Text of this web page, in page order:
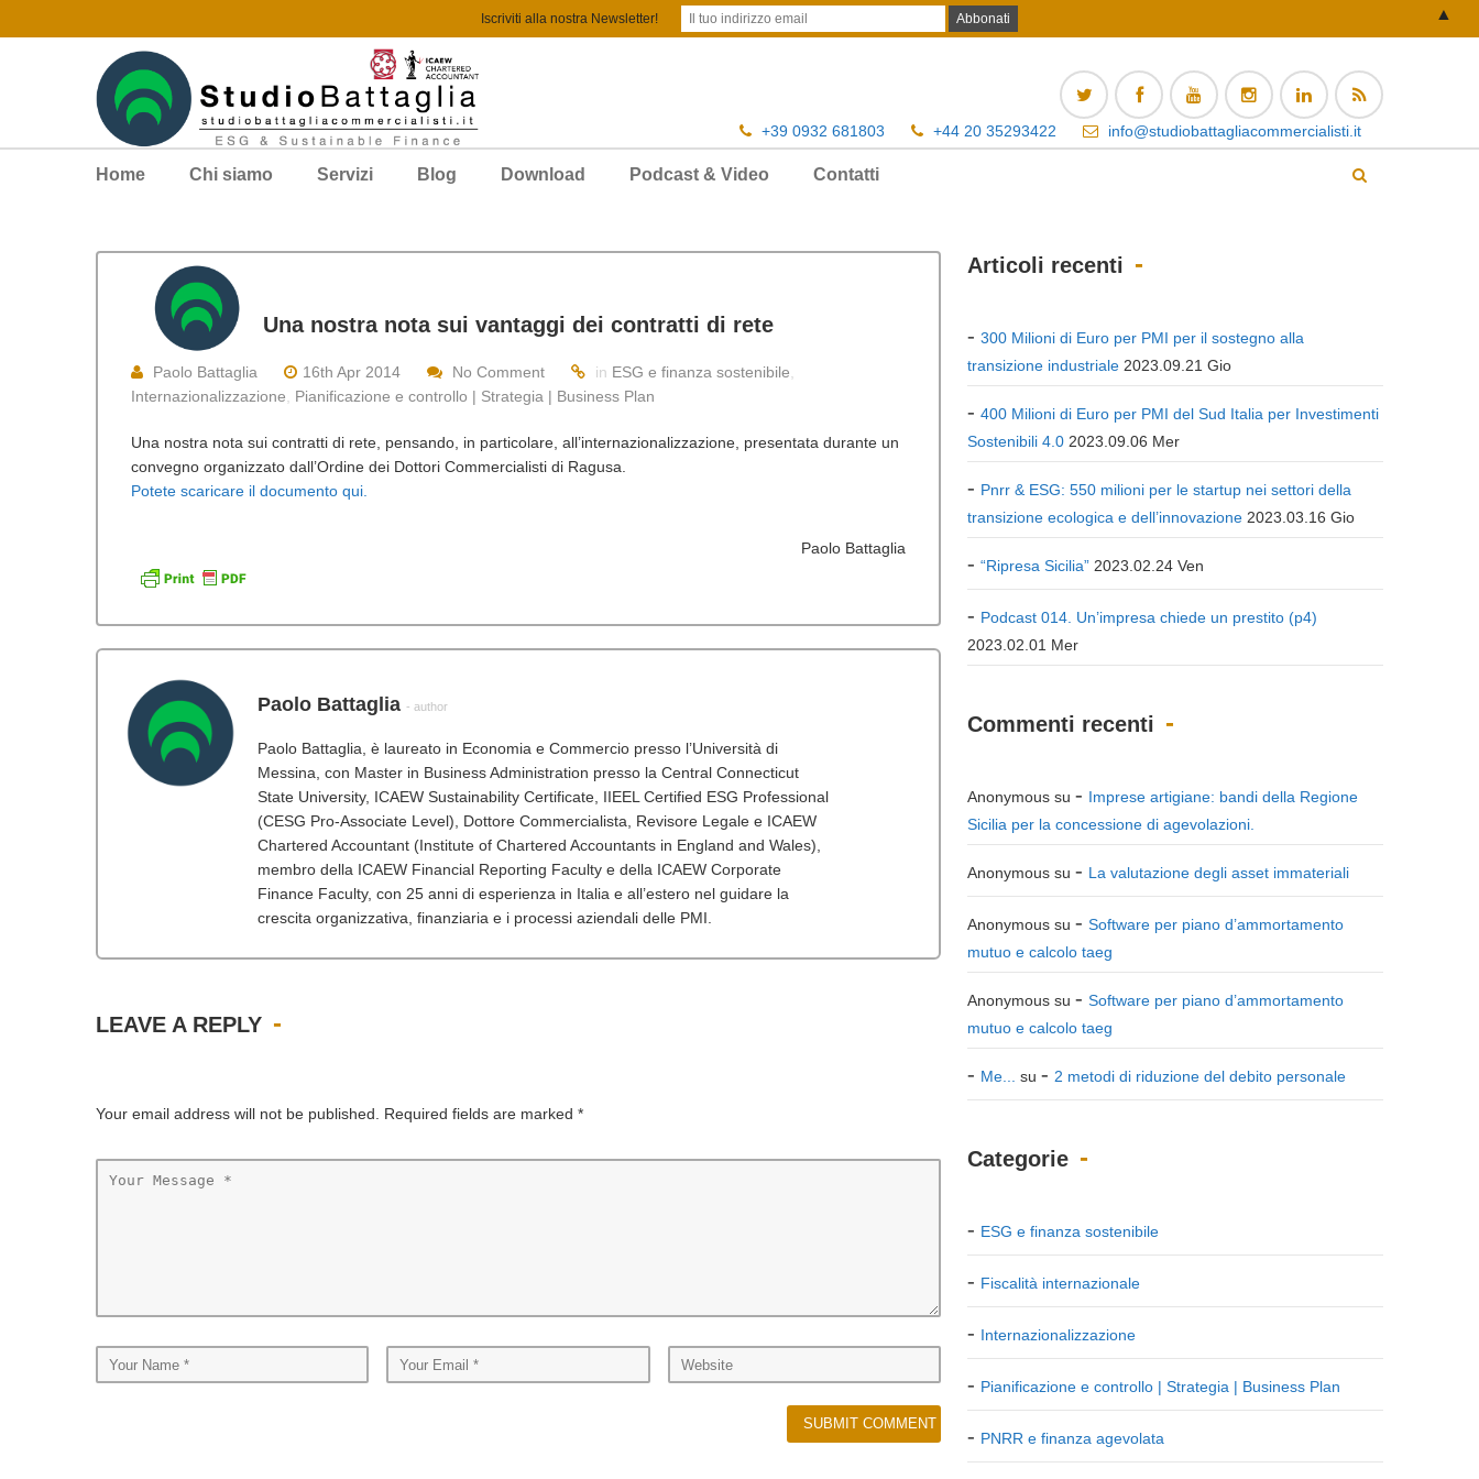
+39 0932 681803 +44 20 35293422 info@studiobattagliacommercialisti.it
Home Chi siamo Servizi Blog Download Podcast & Video Contatti
Una nostra nota sui vantaggi dei contratti di rete
Paolo Battaglia 16th Apr 2014 No Comment in ESG e finanza sostenibile,
Internazionalizzazione, Pianificazione e controllo | Strategia | Business Plan
Una nostra nota sui contratti di rete, pensando, in particolare, all’internazionalizzazione, presentata durante un
convegno organizzato dall’Ordine dei Dottori Commercialisti di Ragusa.
Potete scaricare il documento qui.
Paolo Battaglia
Paolo Battaglia - author
Paolo Battaglia, è laureato in Economia e Commercio presso l’Università di
Messina, con Master in Business Administration presso la Central Connecticut
State University, ICAEW Sustainability Certificate, IIEEL Certified ESG Professional
(CESG Pro-Associate Level), Dottore Commercialista, Revisore Legale e ICAEW
Chartered Accountant (Institute of Chartered Accountants in England and Wales),
membro della ICAEW Financial Reporting Faculty e della ICAEW Corporate
Finance Faculty, con 25 anni di esperienza in Italia e all’estero nel guidare la
crescita organizzativa, finanziaria e i processi aziendali delle PMI.
LEAVE A REPLY
Your email address will not be published. Required fields are marked *
Articoli recenti
300 Milioni di Euro per PMI per il sostegno alla
transizione industriale 2023.09.21 Gio
400 Milioni di Euro per PMI del Sud Italia per Investimenti
Sostenibili 4.0 2023.09.06 Mer
Pnrr & ESG: 550 milioni per le startup nei settori della
transizione ecologica e dell’innovazione 2023.03.16 Gio
“Ripresa Sicilia” 2023.02.24 Ven
Podcast 014. Un’impresa chiede un prestito (p4)
2023.02.01 Mer
Commenti recenti
Anonymoussu
Imprese artigiane: bandi della Regione
Sicilia per la concessione di agevolazioni.
Anonymoussu La valutazione degli asset immateriali
Anonymoussu
Software per piano d’ammortamento
mutuo e calcolo taeg
Anonymoussu
Software per piano d’ammortamento
mutuo e calcolo taeg
Me... su 2 metodi di riduzione del debito personale
Categorie
ESG e finanza sostenibile
Fiscalità internazionale
Internazionalizzazione
Pianificazione e controllo | Strategia | Business Plan
PNRR e finanza agevolata
Iscriviti alla nostra Newsletter! ▲